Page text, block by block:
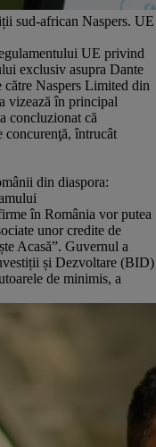
sud-african Naspers. UE
UE privind
exclusiv asupra Dante
Naspers Limited din
vizează în principal
concluzionat că
concurenţă, întrucât
din diaspora:
în România vor putea
unor credite de
Acasă”. Guvernul a
și Dezvoltare (BID)
de minimis, a